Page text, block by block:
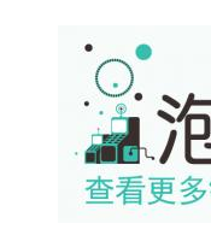
pao-pao-